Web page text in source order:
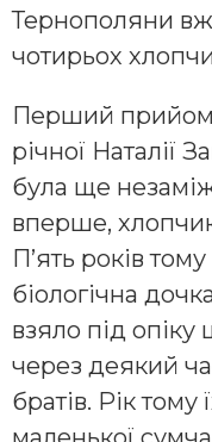
Тернополяни
чотирьох
Перший
річної Наталії
була ще
вперше,
П’ять років
біологічна
взяло під
через деякий
братів. Рік